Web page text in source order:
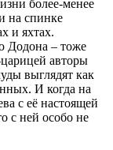
более-менее
на спинке
и яхтах.
Додона – тоже
авторы
выглядят как
И когда на
с её настоящей
с ней особо не